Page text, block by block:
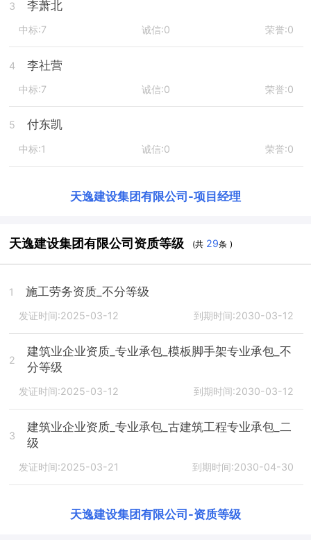
3 李萧北
中标:7 诚信:0 荣誉:0
4 李社营
中标:7 诚信:0 荣誉:0
5 付东凯
中标:1 诚信:0 荣誉:0
天逸建设集团有限公司 -项目经理
天逸建设集团有限公司资质等级 (共 29条 )
1 施工劳务资质_不分等级
发证时间:2025-03-12 到期时间:2030-03-12
2
建筑业企业资质_专业承包_模板脚手架专业承包_不
分等级
发证时间:2025-03-12 到期时间:2030-03-12
3
建筑业企业资质_专业承包_古建筑工程专业承包_二
级
发证时间:2025-03-21 到期时间:2030-04-30
天逸建设集团有限公司 -资质等级